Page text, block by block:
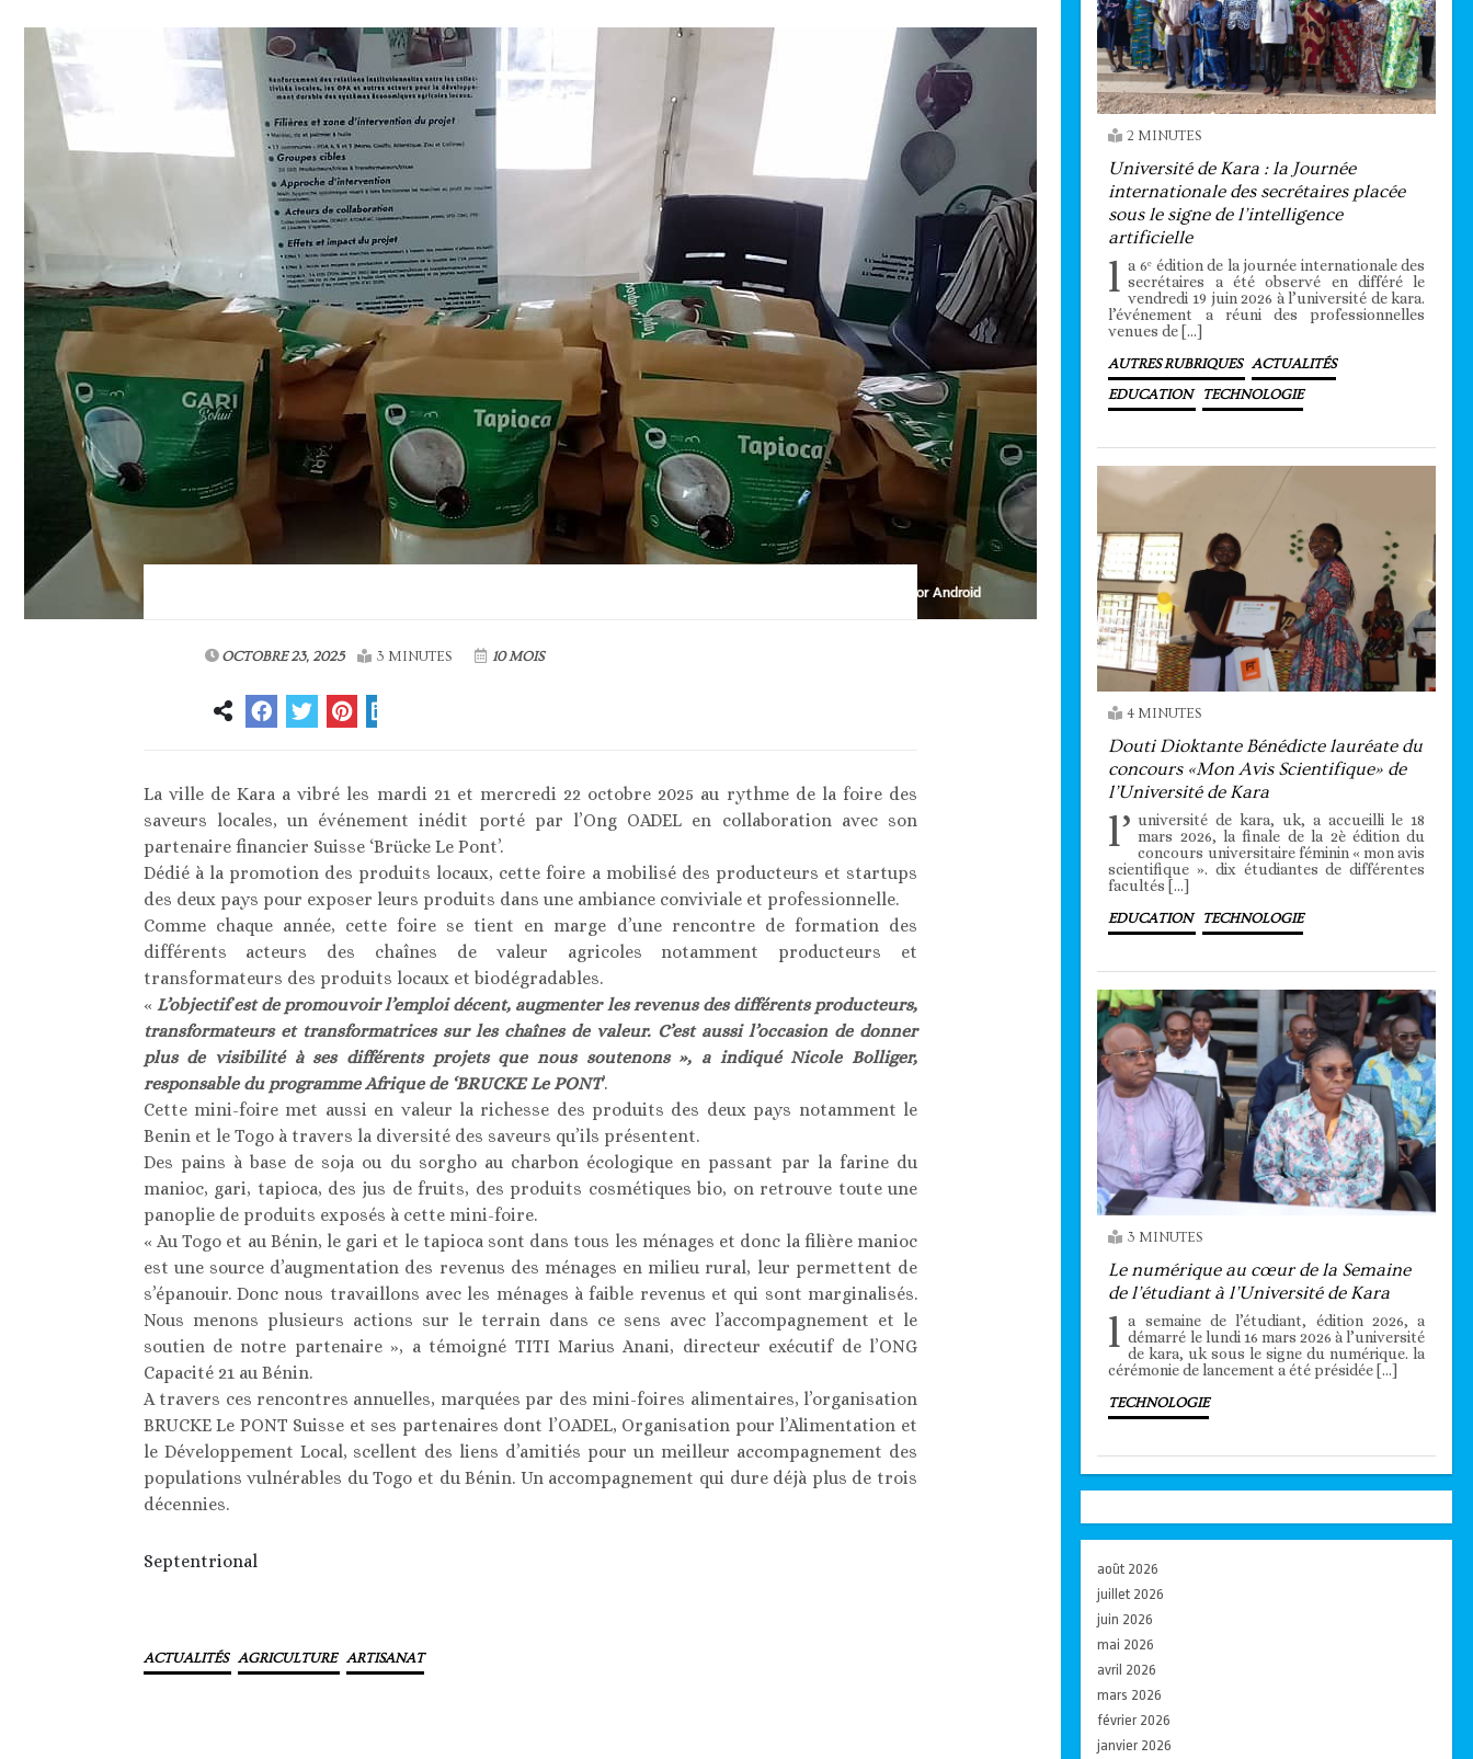
OCTOBRE 23, 2025 3 MINUTES 10 MOIS
La ville de Kara a vibré les mardi 21 et mercredi 22 octobre 2025 au rythme de la foire des
saveurs locales, un événement inédit porté par l’Ong OADEL en collaboration avec son
partenaire financier Suisse ‘Brücke Le Pont’.
Dédié à la promotion des produits locaux, cette foire a mobilisé des producteurs et startups
des deux pays pour exposer leurs produits dans une ambiance conviviale et professionnelle.
Comme chaque année, cette foire se tient en marge d’une rencontre de formation des
différents acteurs des chaînes de valeur agricoles notamment producteurs et
transformateurs des produits locaux et biodégradables.
« L’objectif est de promouvoir l’emploi décent, augmenter les revenus des différents producteurs,
transformateurs et transformatrices sur les chaînes de valeur. C’est aussi l’occasion de donner
plus de visibilité à ses différents projets que nous soutenons », a indiqué Nicole Bolliger,
responsable du programme Afrique de ‘BRUCKE Le PONT’.
Cette mini-foire met aussi en valeur la richesse des produits des deux pays notamment le
Benin et le Togo à travers la diversité des saveurs qu’ils présentent.
Des pains à base de soja ou du sorgho au charbon écologique en passant par la farine du
manioc, gari, tapioca, des jus de fruits, des produits cosmétiques bio, on retrouve toute une
panoplie de produits exposés à cette mini-foire.
« Au Togo et au Bénin, le gari et le tapioca sont dans tous les ménages et donc la filière manioc
est une source d’augmentation des revenus des ménages en milieu rural, leur permettent de
s’épanouir. Donc nous travaillons avec les ménages à faible revenus et qui sont marginalisés.
Nous menons plusieurs actions sur le terrain dans ce sens avec l’accompagnement et le
soutien de notre partenaire », a témoigné TITI Marius Anani, directeur exécutif de l’ONG
Capacité 21 au Bénin.
A travers ces rencontres annuelles, marquées par des mini-foires alimentaires, l’organisation
BRUCKE Le PONT Suisse et ses partenaires dont l’OADEL, Organisation pour l’Alimentation et
le Développement Local, scellent des liens d’amitiés pour un meilleur accompagnement des
populations vulnérables du Togo et du Bénin. Un accompagnement qui dure déjà plus de trois
décennies.
Septentrional
ACTUALITÉS AGRICULTURE ARTISANAT
2 MINUTES
Université de Kara : la Journée
internationale des secrétaires placée
sous le signe de l’intelligence
artificielle
l a 6ᵉ édition de la journée internationale des
secrétaires a été observé en différé le
vendredi 19 juin 2026 à l’université de kara.
l’événement a réuni des professionnelles
venues de […]
AUTRES RUBRIQUES ACTUALITÉS
EDUCATION TECHNOLOGIE
4 MINUTES
Douti Dioktante Bénédicte lauréate du
concours «Mon Avis Scientifique» de
l’Université de Kara
l’ université de kara, uk, a accueilli le 18
mars 2026, la finale de la 2è édition du
concours universitaire féminin « mon avis
scientifique ». dix étudiantes de différentes
facultés […]
EDUCATION TECHNOLOGIE
3 MINUTES
Le numérique au cœur de la Semaine
de l’étudiant à l’Université de Kara
l a semaine de l’étudiant, édition 2026, a
démarré le lundi 16 mars 2026 à l’université
de kara, uk sous le signe du numérique. la
cérémonie de lancement a été présidée […]
TECHNOLOGIE
août 2026
juillet 2026
juin 2026
mai 2026
avril 2026
mars 2026
février 2026
janvier 2026